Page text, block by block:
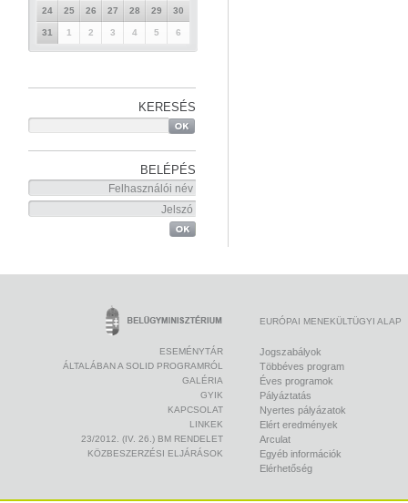
24 25 26 27 28 29 30
31 1 2 3 4 5 6
KERESÉS
BELÉPÉS
ESEMÉNYTÁR
ÁLTALÁBAN A SOLID PROGRAMRÓL
GALÉRIA
GYIK
KAPCSOLAT
LINKEK
23/2012. (IV. 26.) BM RENDELET
KÖZBESZERZÉSI ELJÁRÁSOK
EURÓPAI MENEKÜLTÜGYI ALAP
Jogszabályok
Többéves program
Éves programok
Pályáztatás
Nyertes pályázatok
Elért eredmények
Arculat
Egyéb információk
Elérhetőség